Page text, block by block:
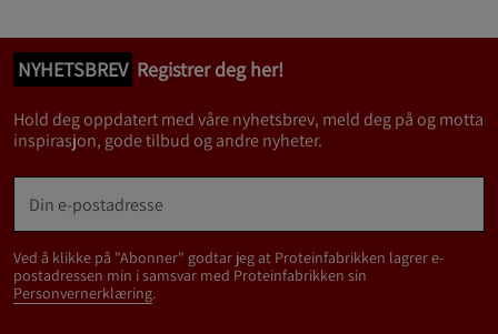
NYHETSBREV Registrer deg her!
Hold deg oppdatert med våre nyhetsbrev, meld deg på og motta
inspirasjon, gode tilbud og andre nyheter.
Ved å klikke på "Abonner" godtar jeg at Proteinfabrikken lagrer e-
postadressen min i samsvar med Proteinfabrikken sin
Personvernerklæring.